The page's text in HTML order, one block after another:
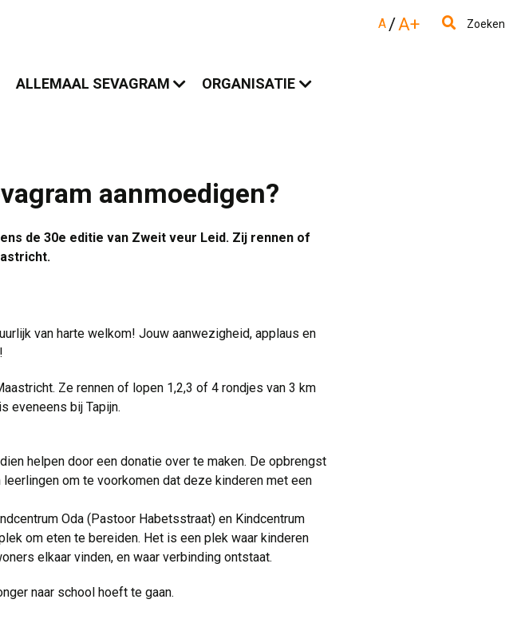
A /A+ Zoeken
ALLEMAAL SEVAGRAM ORGANISATIE
aanmoedigen?
de 30e editie van Zweit veur Leid. Zij rennen of
van harte welkom! Jouw aanwezigheid, applaus en
Ze rennen of lopen 1,2,3 of 4 rondjes van 3 km
eveneens bij Tapijn.
helpen door een donatie over te maken. De opbrengst
om te voorkomen dat deze kinderen met een
Oda (Pastoor Habetsstraat) en Kindcentrum
om eten te bereiden. Het is een plek waar kinderen
elkaar vinden, en waar verbinding ontstaat.
naar school hoeft te gaan.